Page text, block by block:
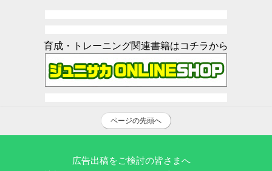
育成・トレーニング関連書籍はコチラから
ページの先頭へ
広告出稿をご検討の皆さまへ